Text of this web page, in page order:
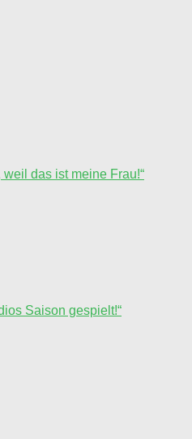
das ist meine Frau!“
Saison gespielt!“